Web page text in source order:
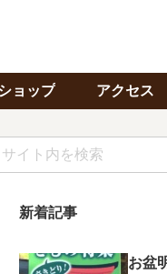
ョップ アクセス
新着記事
お盆